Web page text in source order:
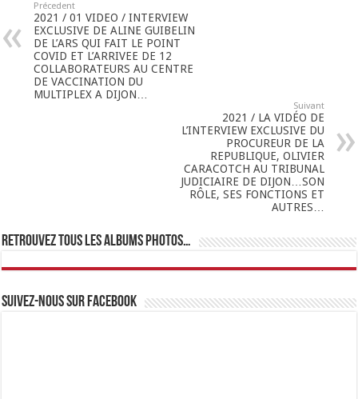
Précedent
2021 / 01 VIDEO / INTERVIEW
EXCLUSIVE DE ALINE GUIBELIN
DE L’ARS QUI FAIT LE POINT
COVID ET L’ARRIVEE DE 12
COLLABORATEURS AU CENTRE
DE VACCINATION DU
MULTIPLEX A DIJON…
Suivant
2021 / LA VIDÉO DE
L’INTERVIEW EXCLUSIVE DU
PROCUREUR DE LA
REPUBLIQUE, OLIVIER
CARACOTCH AU TRIBUNAL
JUDICIAIRE DE DIJON…SON
RÔLE, SES FONCTIONS ET
AUTRES…
Retrouvez tous les albums photos…
Suivez-nous sur Facebook